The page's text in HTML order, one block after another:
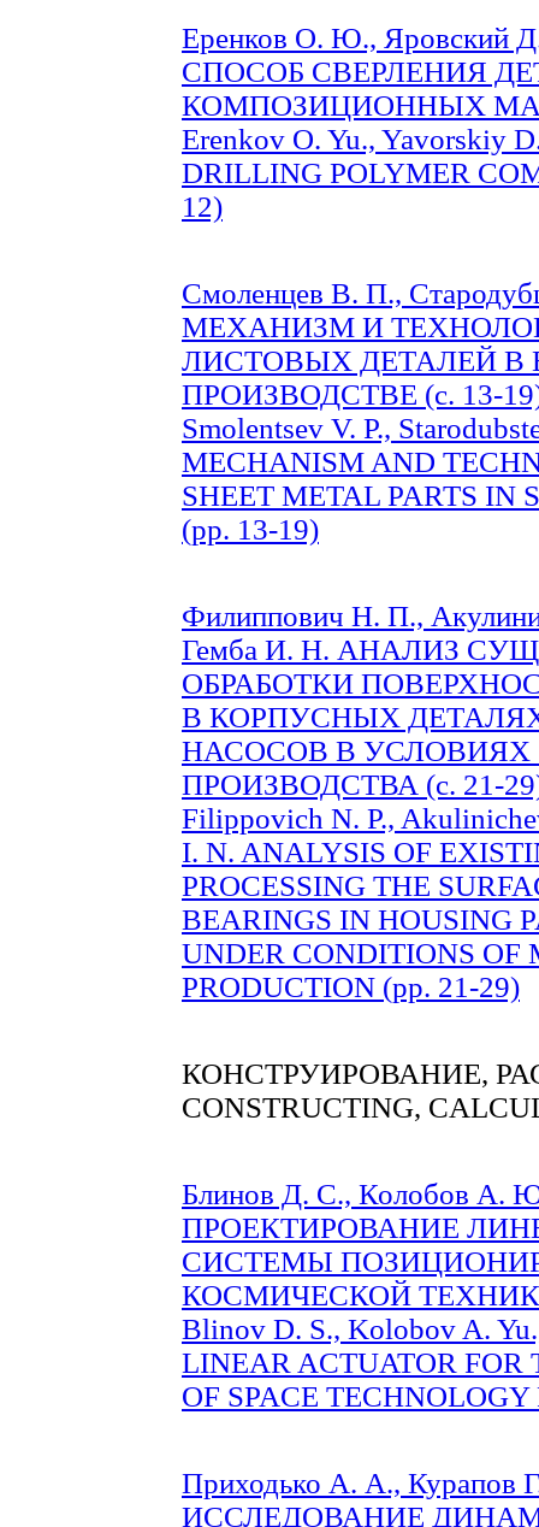
Еренков О. Ю.,
СПОСОБ СВЕРЛЕНИЯ
КОМПОЗИЦИОННЫХ
Erenkov O. Yu., Yavorskiy
DRILLING POLYMER
12)
Смоленцев В. П.,
МЕХАНИЗМ И
ЛИСТОВЫХ ДЕТАЛЕЙ
ПРОИЗВОДСТВЕ (c. 13-
Smolentsev V. P.,
MECHANISM AND
SHEET METAL PARTS IN
(pp. 13-19)
Филиппович Н. П.,
Гемба И. Н. АНАЛИЗ
ОБРАБОТКИ
В КОРПУСНЫХ
НАСОСОВ В УСЛОВИЯХ
ПРОИЗВОДСТВА (c. 21-
Filippovich N. P.,
I. N. ANALYSIS OF
PROCESSING THE
BEARINGS IN HOUSING
UNDER CONDITIONS OF
PRODUCTION (pp. 21-29)
КОНСТРУИРОВАНИЕ,
CONSTRUCTING,
Блинов Д. С., Колобов А.
ПРОЕКТИРОВАНИЕ
СИСТЕМЫ
КОСМИЧЕСКОЙ
Blinov D. S., Kolobov A.
LINEAR ACTUATOR FOR
OF SPACE
Приходько А. А., Курапов
ИССЛЕДОВАНИЕ